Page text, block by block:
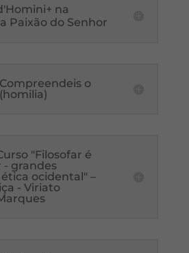
na
Paixão do Senhor
o
"Filosofar é
grandes
ocidental" –
- Viriato